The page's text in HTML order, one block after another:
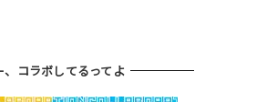
、コラボしてるってよ